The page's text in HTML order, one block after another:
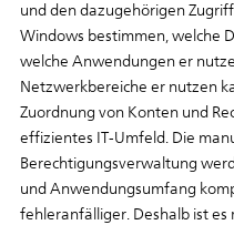
und dendazugehörigen
Windows bestimmen, welche
welche Anwendungener
Netzwerkbereiche er nutzen
Zuordnung von Konten und
effizientes IT-Umfeld. Die
Berechtigungsverwaltung
und Anwendungsumfang
fehleranfälliger. Deshalb istes